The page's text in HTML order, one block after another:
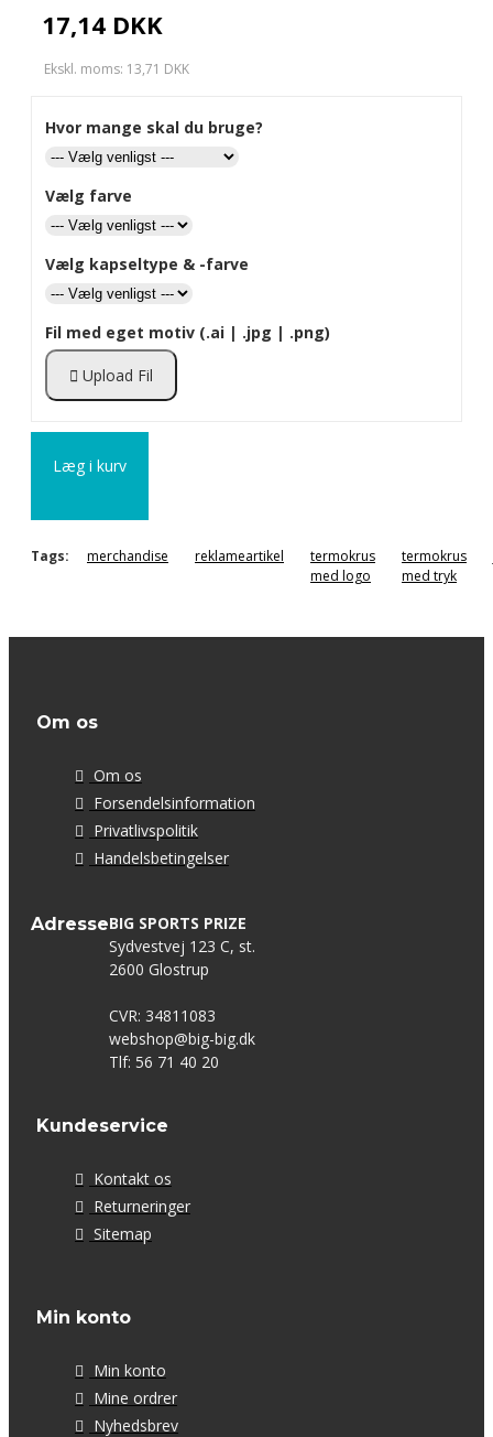
17,14 DKK
Ekskl. moms: 13,71 DKK
Hvor mange skal du bruge?
Vælg farve
Vælg kapseltype & -farve
Fil med eget motiv (.ai | .jpg | .png)
Upload Fil
Læg i kurv
Tags: merchandise reklameartikel
termokrus
med logo
termokrus
med tryk
Om os
Om os
Forsendelsinformation
Privatlivspolitik
Handelsbetingelser
AdresseBIG SPORTS PRIZE
Sydvestvej 123 C, st.
2600 Glostrup
CVR: 34811083
webshop@big-big.dk
Tlf: 56 71 40 20
Kundeservice
Kontakt os
Returneringer
Sitemap
Min konto
Min konto
Mine ordrer
Nyhedsbrev